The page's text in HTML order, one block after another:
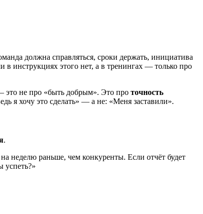
должна справляться, сроки держать, инициатива
инструкциях этого нет, а в тренингах — только про
это не про «быть добрым». Это про точность
я хочу это сделать» — а не: «Меня заставили».
.
неделю раньше, чем конкуренты. Если отчёт будет
успеть?»